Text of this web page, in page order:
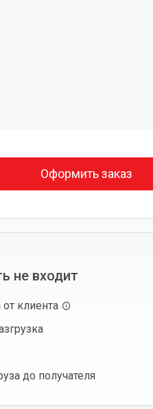
Оформить заказ
не входит
от клиента
до получателя